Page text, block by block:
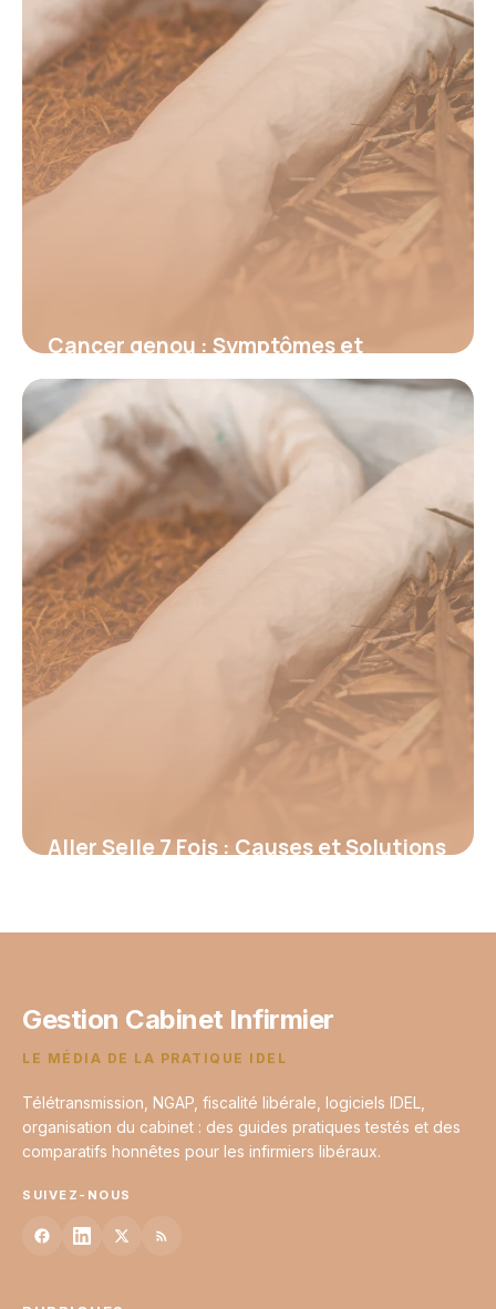
16 juin 2026
Cancer genou : Symptômes et
traitements
15 juin 2026
Aller Selle 7 Fois : Causes et Solutions
Gestion Cabinet Infirmier
LE MÉDIA DE LA PRATIQUE IDEL
Télétransmission, NGAP, fiscalité libérale, logiciels IDEL,
organisation du cabinet : des guides pratiques testés et des
comparatifs honnêtes pour les infirmiers libéraux.
SUIVEZ-NOUS